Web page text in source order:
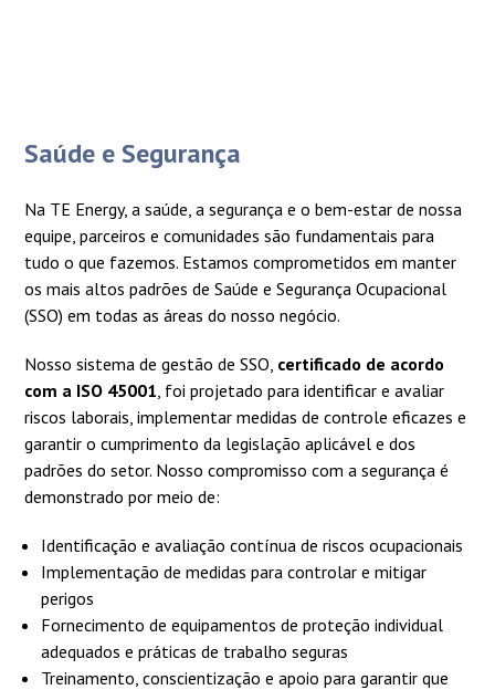
Saúde e Segurança
Na TE Energy, a saúde, a segurança e o bem-estar de nossa
equipe, parceiros e comunidades são fundamentais para
tudo o que fazemos. Estamos comprometidos em manter
os mais altos padrões de Saúde e Segurança Ocupacional
(SSO) em todas as áreas do nosso negócio.
Nosso sistema de gestão de SSO, certificado de acordo
com a ISO 45001 , foi projetado para identificar e avaliar
riscos laborais, implementar medidas de controle eficazes e
garantir o cumprimento da legislação aplicável e dos
padrões do setor. Nosso compromisso com a segurança é
demonstrado por meio de:
Identificação e avaliação contínua de riscos ocupacionais
Implementação de medidas para controlar e mitigar
perigos
Fornecimento de equipamentos de proteção individual
adequados e práticas de trabalho seguras
Treinamento, conscientização e apoio para garantir que